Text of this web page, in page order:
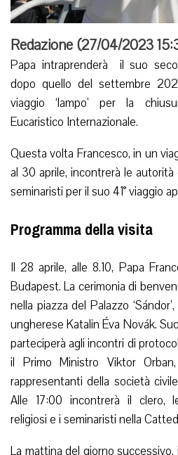
Redazione (27/04/2023
Papa intraprenderà il suo
dopo quello del settembre
viaggio ‘lampo’ per la
Eucaristico Internazionale.
Questa volta Francesco, in un
al 30 aprile, incontrerà le autorità
seminaristi per il suo 41° viaggio
Programma della visita
Il 28 aprile, alle 8.10, Papa
Budapest. La cerimonia di
nella piazza del Palazzo
ungherese Katalin Éva Novák.
parteciperà agli incontri di
il Primo Ministro Viktor
rappresentanti della società
Alle 17:00 incontrerà il clero,
religiosi e i seminaristi nella
La mattina del giorno